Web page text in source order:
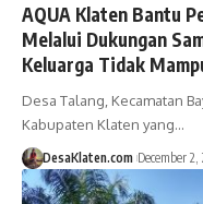
AQUA Klaten Bantu
Melalui Dukungan
Keluarga Tidak
Desa Talang, Kecamatan
Kabupaten Klaten yang…
DesaKlaten.com December 2,